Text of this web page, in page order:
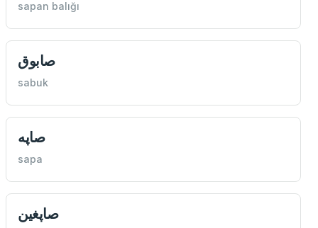
sapan balığı
صابوق
sabuk
صاپه
sapa
صاپغين